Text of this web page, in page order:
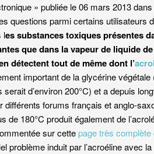
» publiée le 06 mars 2013
questions parmi certains utilisateurs
les substances toxiques présentes
que dans la vapeur de liquide
détectent tout de même dont l’
important de la glycérine
d’environ 200°C) et a depuis
différents forums français et anglo-
de 180°C produit également de
sur cettepage très complète
problème induit par l’acroéline avec